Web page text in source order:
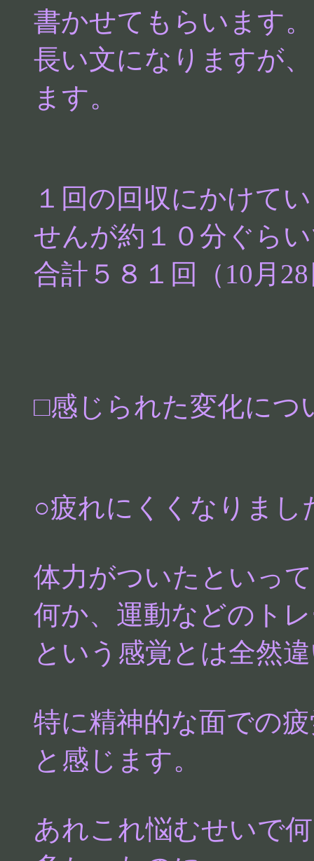
書かせてもらいます。
長い文になりますが
ます。
１回の回収にかけて
せんが約１０分ぐら
合計５８１回（10月
□感じられた変化につ
○疲れにくくなりまし
体力がついたといっ
何か、運動などのト
という感覚とは全然
特に精神的な面での
と感じます。
あれこれ悩むせいで